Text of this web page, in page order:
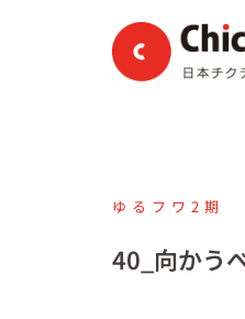
ゆるフワ2期
40_向かう